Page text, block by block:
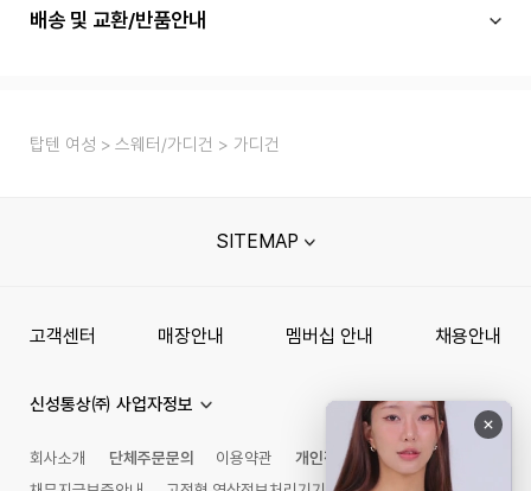
배송 및 교환/반품안내
탑텐 여성 스웨터/가디건 가디건
SITEMAP
고객센터 매장안내 멤버십 안내 채용안내
신성통상㈜ 사업자정보
회사소개 단체주문문의 이용약관
개인정보처리방침